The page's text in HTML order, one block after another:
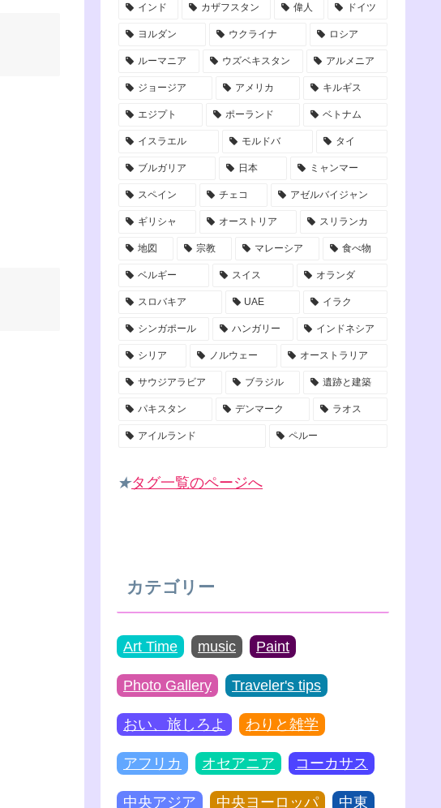
インド カザフスタン 偉人 ドイツ
ヨルダン ウクライナ ロシア
ルーマニア ウズベキスタン アルメニア
ジョージア アメリカ キルギス
エジプト ポーランド ベトナム
イスラエル モルドバ タイ
ブルガリア 日本 ミャンマー
スペイン チェコ アゼルバイジャン
ギリシャ オーストリア スリランカ
地図 宗教 マレーシア 食べ物
ベルギー スイス オランダ
スロバキア UAE イラク
シンガポール ハンガリー インドネシア
シリア ノルウェー オーストラリア
サウジアラビア ブラジル 遺跡と建築
パキスタン デンマーク ラオス
アイルランド ペルー
★タグ一覧のページへ
カテゴリー
Art Time music Paint
Photo Gallery Traveler's tips
おい、旅しろよ わりと雑学
アフリカ オセアニア コーカサス
中央アジア 中央ヨーロッパ 中東